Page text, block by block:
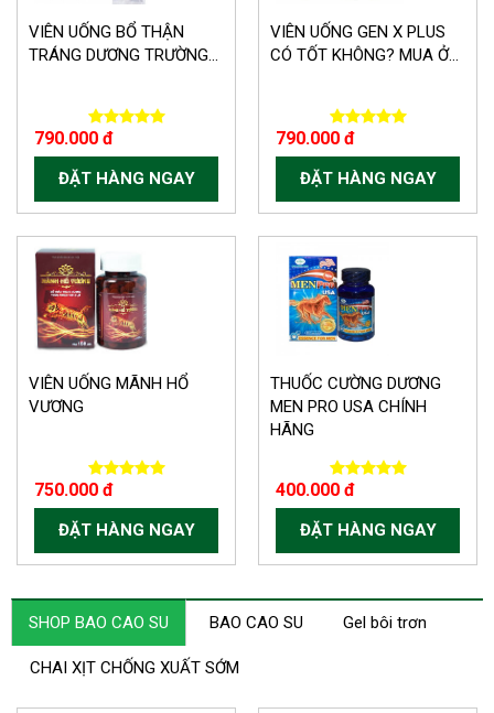
VIÊN UỐNG BỔ THẬN
TRÁNG DƯƠNG TRƯỜNG...
790.000 đ
ĐẶT HÀNG NGAY
VIÊN UỐNG GEN X PLUS
CÓ TỐT KHÔNG? MUA Ở...
790.000 đ
ĐẶT HÀNG NGAY
-150.000 VND
VIÊN UỐNG MÃNH HỔ
VƯƠNG
750.000 đ
ĐẶT HÀNG NGAY
THUỐC CƯỜNG DƯƠNG
MEN PRO USA CHÍNH
HÃNG
400.000 đ
ĐẶT HÀNG NGAY
SHOP BAO CAO SU BAO CAO SU Gel bôi trơn
CHAI XỊT CHỐNG XUẤT SỚM